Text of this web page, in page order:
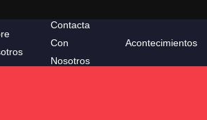
Contacta
Con
Nosotros
Acontecimientos